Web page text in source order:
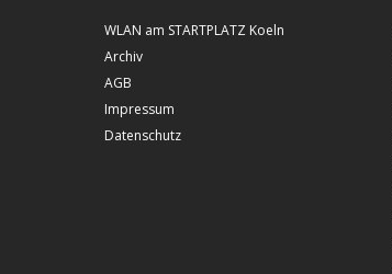
WLAN am STARTPLATZ Koeln
Archiv
AGB
Impressum
Datenschutz